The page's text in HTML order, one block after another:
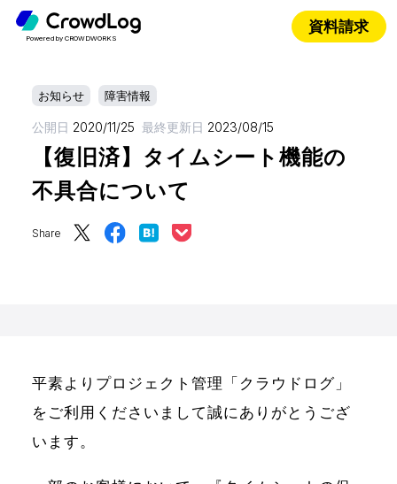
Powered by CROWDWORKS
資料請求
お知らせ 障害情報
公開日 2020/11/25 最終更新日 2023/08/15
【復旧済】タイムシート機能の
不具合について
Share
平素よりプロジェクト管理「クラウドログ」
をご利用くださいまして誠にありがとうござ
います。